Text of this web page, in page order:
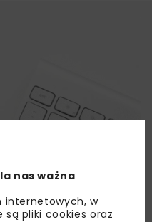
nas ważna
internetowych, w
są pliki cookies oraz